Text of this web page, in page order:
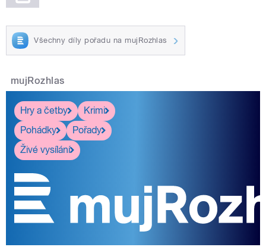
Všechny díly pořadu na mujRozhlas
mujRozhlas
Hry a četby
Krimi
Pohádky
Pořady
Živé vysílání